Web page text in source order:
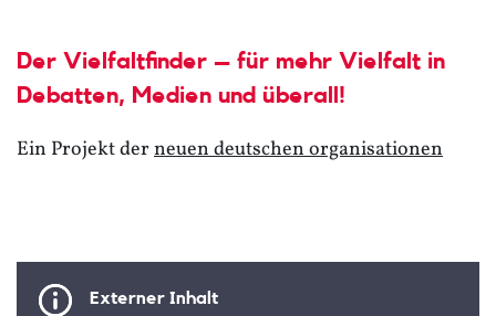
Der Vielfaltfinder – für mehr Vielfalt in
Debatten, Medien und überall!
Ein Projekt derneuen deutschen organisationen
party